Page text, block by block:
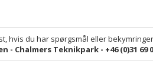
hvis du har spørgsmål eller bekymringer
- Chalmers Teknikpark - +46 (0)31 69